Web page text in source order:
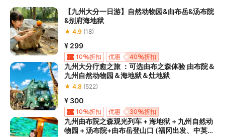
给旅行社造成损失的，还需对旅行社进行全额赔偿；
4.因本产品内可能包含多个旅游项目，请您在
服工作人员沟通了解本产品内各项目的准入年龄、准入身高及准入
体重等准入要求
，否则预订失败或预订后无法成行的后果由您自行
承担；
5.请您在 参与项目期间全程穿戴好安全护具，避免发生意外事件；
6.若您在项目进行过程中感到任何不适，请及时与工作人员进行沟
通，工作人员将会及时为您提供必要支持。
【九州大分一日游】自然动物园&由布岳&汤布院
&别府海地狱
★ 4.9 (18)
¥ 299
10 折扣 40 折扣
优惠
九州大分疗愈之旅 ：可选由布之森体验 由布院＆
九州自然动物园＆海地狱＆灶地狱
★ 4.8 (522)
¥ 300
10 折扣 30 折扣
优惠
九州由布院之森观光列车 + 海地狱 + 九州自然动
物园 + 汤布院+由布岳登山口 (福冈出发、中英日